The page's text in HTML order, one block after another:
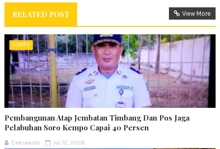
RELATED POST View More
DOMPU
Pembangunan Atap Jembatan Timbang Dan Pos Jaga
Pelabuhan Soro Kempo Capai 40 Persen
Cakrawals Jul 12, 2026